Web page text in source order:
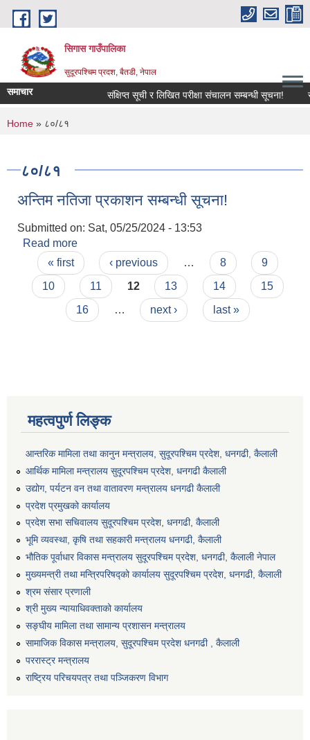
Skip to main content
सिगास गाउँपालिका
सुदूरपश्चिम प्रदश, बैतडी, नेपाल
समाचार संक्षिप्त सूची र लिखित परीक्षा संचालन सम्बन्धी सूचना!
You are here
Home » ८०/८१
८०/८१
अन्तिम नतिजा प्रकाशन सम्बन्धी सूचना!
Submitted on: Sat, 05/25/2024 - 13:53
Read more
Pages
« first ‹ previous … 8
9
10
11 12 13 14
15
16
… next › last »
महत्वपुर्ण लिङ्क
आन्तरिक मामिला तथा कानुन मन्त्रालय, सुदूरपश्चिम प्रदेश, धनगढी, कैलाली
आर्थिक मामिला मन्त्रालय सुदूरपश्चिम प्रदेश, धनगढी कैलाली
उद्योग, पर्यटन वन तथा वातावरण मन्त्रालय धनगढी कैलाली
प्रदेश प्रमुखको कार्यालय
प्रदेश सभा सचिवालय सुदूरपश्‍चिम प्रदेश, धनगढी, कैलाली
भूमि व्यवस्था, कृषि तथा सहकारी मन्त्रालय धनगढी, कैलाली
भौतिक पूर्वाधार विकास मन्त्रालय सुदूरपश्चिम प्रदेश, धनगढी, कैलाली नेपाल
मुख्यमन्त्री तथा मन्त्रिपरिषद्को कार्यालय सुदूरपश्चिम प्रदेश, धनगढी, कैलाली
श्रम संसार प्रणाली
श्री मुख्य न्यायाधिवक्ताको कार्यालय
सङ्‍घीय मामिला तथा सामान्य प्रशासन मन्त्रालय
सामाजिक विकास मन्त्रालय, सुदूरपश्चिम प्रदेश धनगढी , कैलाली
पररास्ट्र मन्त्रालय
राष्ट्रिय परिचयपत्र तथा पञ्जिकरण विभाग